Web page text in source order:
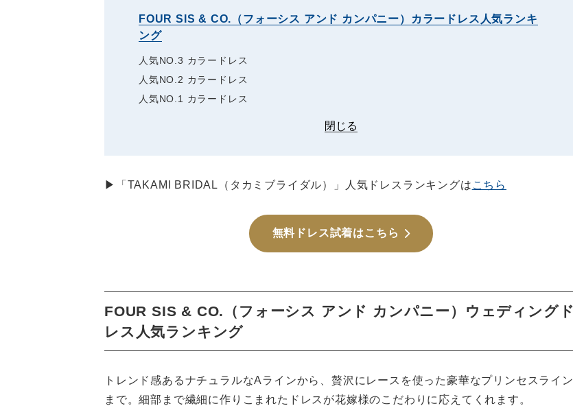
FOUR SIS & CO.（フォーシス アンド カンパニー）カラードレス人気ランキ
ング
人気NO.3 カラードレス
人気NO.2 カラードレス
人気NO.1 カラードレス
閉じる
▶「TAKAMI BRIDAL（タカミブライダル）」人気ドレスランキングは こちら
無料ドレス試着はこちら
FOUR SIS & CO.（フォーシス アンド カンパニー）ウェディングド
レス人気ランキング
トレンド感あるナチュラルなAラインから、贅沢にレースを使った豪華なプリンセスライン
まで。細部まで繊細に作りこまれたドレスが花嫁様のこだわりに応えてくれます。